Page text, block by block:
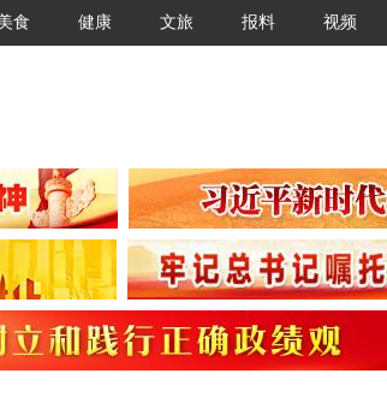
食 健康 文旅 报料 视频